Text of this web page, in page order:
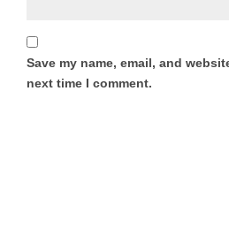
Save my name, email, and
next time I comment.